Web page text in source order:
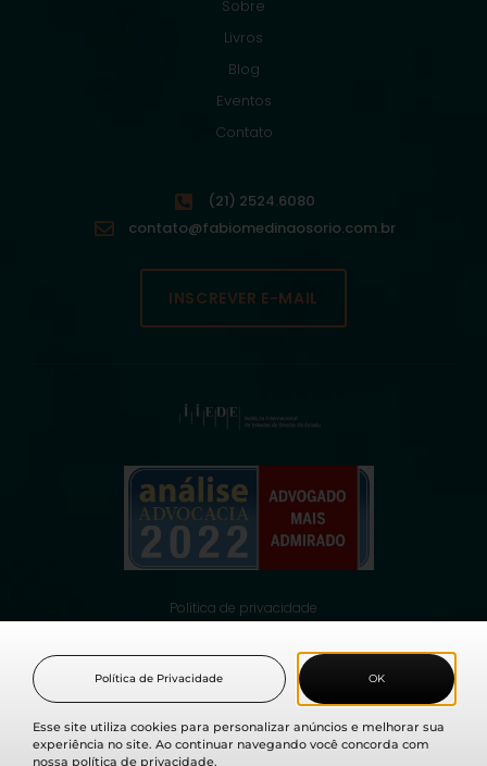
Sobre
Livros
Blog
Eventos
Contato
(21) 2524.6080
contato@fabiomedinaosorio.com.br
INSCREVER E-MAIL
Política de privacidade
© 2021 Fabio Medina Osorio, todos os direitos reservados.
Esse site utiliza cookies para personalizar anúncios e melhorar sua
experiência no site. Ao continuar navegando você concorda com
nossa política de privacidade.
OK
Política de Privacidade